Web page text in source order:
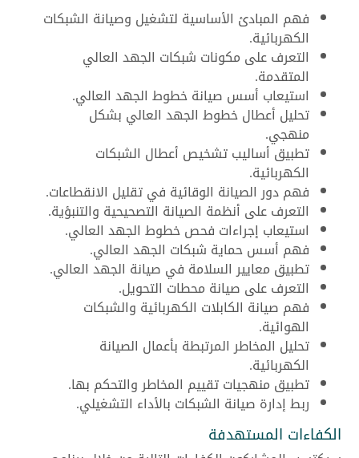
فهم المبادئ الأساسية لتشغيل وصيانة الشبكات
الكهربائية.
التعرف على مكونات شبكات الجهد العالي
المتقدمة.
استيعاب أسس صيانة خطوط الجهد العالي.
تحليل أعطال خطوط الجهد العالي بشكل
منهجي.
تطبيق أساليب تشخيص أعطال الشبكات
الكهربائية.
فهم دور الصيانة الوقائية في تقليل الانقطاعات.
التعرف على أنظمة الصيانة التصحيحية والتنبؤية.
استيعاب إجراءات فحص خطوط الجهد العالي.
فهم أسس حماية شبكات الجهد العالي.
تطبيق معايير السلامة في صيانة الجهد العالي.
التعرف على صيانة محطات التحويل.
فهم صيانة الكابلات الكهربائية والشبكات
الهوائية.
تحليل المخاطر المرتبطة بأعمال الصيانة
الكهربائية.
تطبيق منهجيات تقييم المخاطر والتحكم بها.
ربط إدارة صيانة الشبكات بالأداء التشغيلي.
الكفاءات المستهدفة